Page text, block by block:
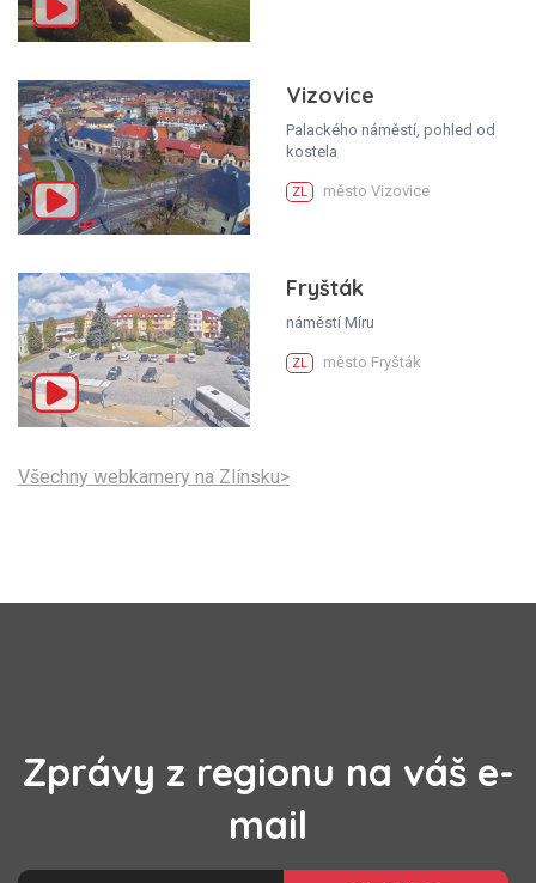
Vizovice
Palackého náměstí, pohled od
kostela
ZL město Vizovice
Fryšták
náměstí Míru
ZL město Fryšták
Všechny webkamery na Zlínsku>
Zprávy z regionu na váš e-
mail